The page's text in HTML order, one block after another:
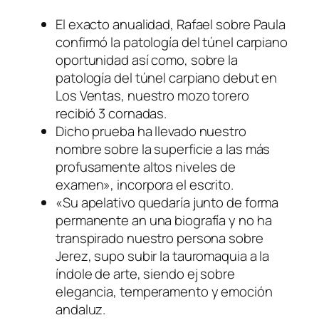
El exacto anualidad, Rafael sobre Paula
confirmó la patologí­a del túnel carpiano
oportunidad así­ como, sobre la
patologí­a del túnel carpiano debut en
Los Ventas, nuestro mozo torero
recibió 3 cornadas.
Dicho prueba ha llevado nuestro
nombre sobre la superficie a las más
profusamente altos niveles de
examen», incorpora el escrito.
«Su apelativo quedaría junto de forma
permanente an una biografía y no ha
transpirado nuestro persona sobre
Jerez, supo subir la tauromaquia a la
índole de arte, siendo ej sobre
elegancia, temperamento y emoción
andaluz.